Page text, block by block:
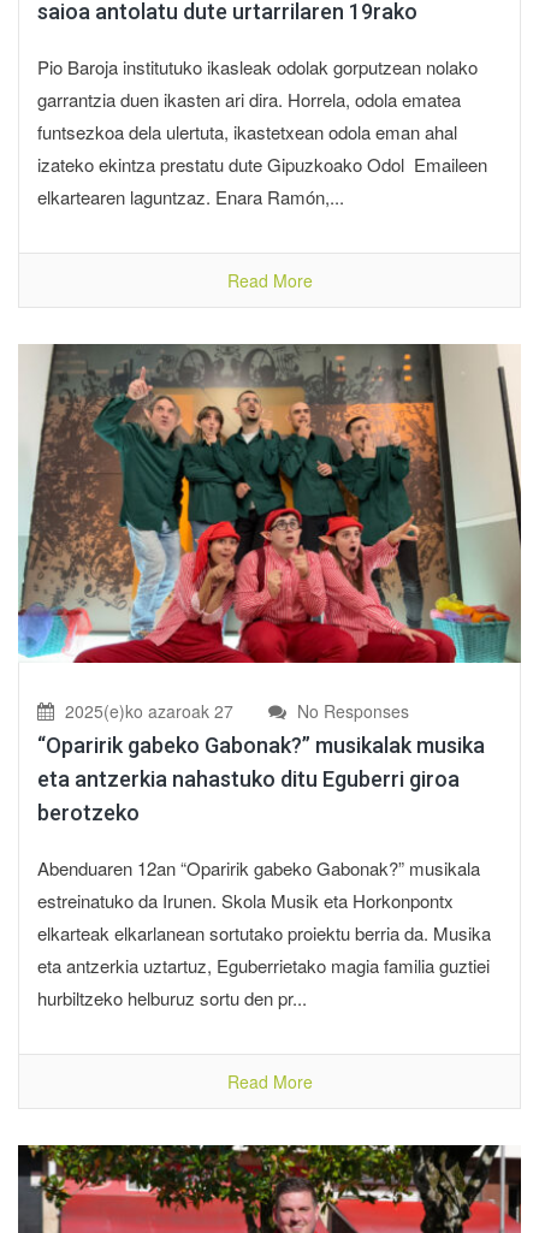
saioa antolatu dute urtarrilaren 19rako
Pio Baroja institutuko ikasleak odolak gorputzean nolako
garrantzia duen ikasten ari dira. Horrela, odola ematea
funtsezkoa dela ulertuta, ikastetxean odola eman ahal
izateko ekintza prestatu dute Gipuzkoako Odol Emaileen
elkartearen laguntzaz. Enara Ramón,...
Read More
2025(e)ko azaroak 27 No Responses
“Oparirik gabeko Gabonak?” musikalak musika
eta antzerkia nahastuko ditu Eguberri giroa
berotzeko
Abenduaren 12an “Oparirik gabeko Gabonak?” musikala
estreinatuko da Irunen. Skola Musik eta Horkonpontx
elkarteak elkarlanean sortutako proiektu berria da. Musika
eta antzerkia uztartuz, Eguberrietako magia familia guztiei
hurbiltzeko helburuz sortu den pr...
Read More